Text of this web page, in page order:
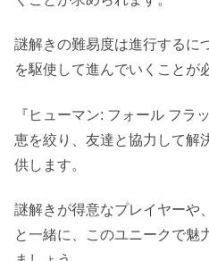
謎解きの難易度は進行するに
を駆使して進んでいくことが
『ヒューマン: フォール フラ
恵を絞り、友達と協力して解
供します。
謎解きが得意なプレイヤーや
と一緒に、このユニークで魅